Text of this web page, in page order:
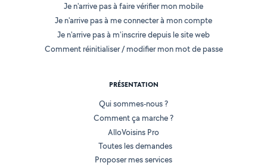
Je n'arrive pas à faire vérifier mon mobile
Je n'arrive pas à me connecter à mon compte
Je n'arrive pas à m'inscrire depuis le site web
Comment réinitialiser / modifier mon mot de passe
PRÉSENTATION
Qui sommes-nous ?
Comment ça marche ?
AlloVoisins Pro
Toutes les demandes
Proposer mes services